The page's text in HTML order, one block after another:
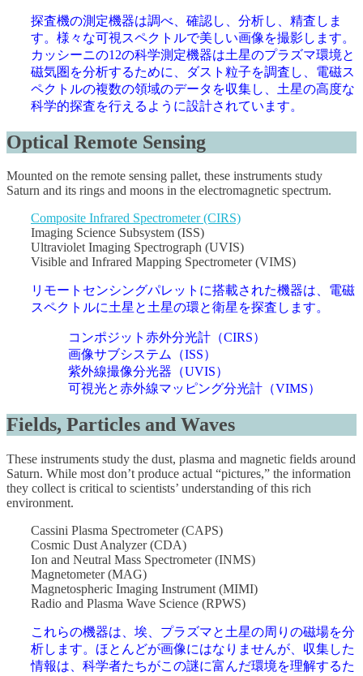
探査機の測定機器は調べ、確認し、分析し、精査しま
す。様々な可視スペクトルで美しい画像を撮影します。
カッシーニの12の科学測定機器は土星のプラズマ環境と
磁気圏を分析するために、ダスト粒子を調査し、電磁ス
ペクトルの複数の領域のデータを収集し、土星の高度な
科学的探査を行えるように設計されています。
Optical Remote Sensing
Mounted on the remote sensing pallet, these instruments study
Saturn and its rings and moons in the electromagnetic spectrum.
Composite Infrared Spectrometer (CIRS)
Imaging Science Subsystem (ISS)
Ultraviolet Imaging Spectrograph (UVIS)
Visible and Infrared Mapping Spectrometer (VIMS)
リモートセンシングパレットに搭載された機器は、電磁
スペクトルに土星と土星の環と衛星を探査します。
コンポジット赤外分光計（CIRS）
画像サブシステム（ISS）
紫外線撮像分光器（UVIS）
可視光と赤外線マッピング分光計（VIMS）
Fields, Particles and Waves
These instruments study the dust, plasma and magnetic fields around
Saturn. While most don’t produce actual “pictures,” the information
they collect is critical to scientists’ understanding of this rich
environment.
Cassini Plasma Spectrometer (CAPS)
Cosmic Dust Analyzer (CDA)
Ion and Neutral Mass Spectrometer (INMS)
Magnetometer (MAG)
Magnetospheric Imaging Instrument (MIMI)
Radio and Plasma Wave Science (RPWS)
これらの機器は、埃、プラズマと土星の周りの磁場を分
析します。ほとんどが画像にはなりませんが、収集した
情報は、科学者たちがこの謎に富んだ環境を理解するた